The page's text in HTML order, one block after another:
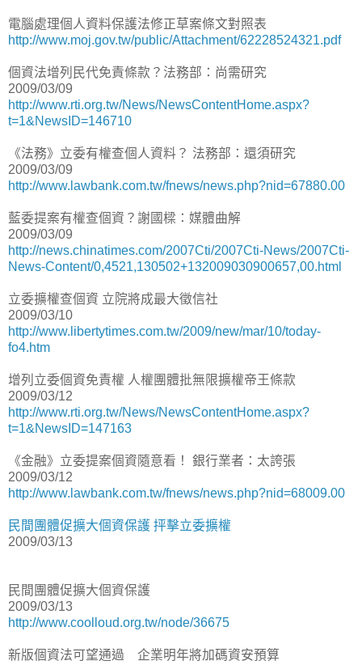
電腦處理個人資料保護法修正草案條文對照表
http://www.moj.gov.tw/public/Attachment/62228524321.pdf
個資法增列民代免責條款？法務部：尚需研究
2009/03/09
http://www.rti.org.tw/News/NewsContentHome.aspx?
t=1&NewsID=146710
《法務》立委有權查個人資料？ 法務部：還須研究
2009/03/09
http://www.lawbank.com.tw/fnews/news.php?nid=67880.00
藍委提案有權查個資？謝國樑：媒體曲解
2009/03/09
http://news.chinatimes.com/2007Cti/2007Cti-News/2007Cti-
News-Content/0,4521,130502+132009030900657,00.html
立委擴權查個資 立院將成最大徵信社
2009/03/10
http://www.libertytimes.com.tw/2009/new/mar/10/today-
fo4.htm
增列立委個資免責權 人權團體批無限擴權帝王條款
2009/03/12
http://www.rti.org.tw/News/NewsContentHome.aspx?
t=1&NewsID=147163
《金融》立委提案個資隨意看！ 銀行業者：太誇張
2009/03/12
http://www.lawbank.com.tw/fnews/news.php?nid=68009.00
民間團體促擴大個資保護 抨擊立委擴權
2009/03/13
民間團體促擴大個資保護
2009/03/13
http://www.coolloud.org.tw/node/36675
新版個資法可望通過 企業明年將加碼資安預算